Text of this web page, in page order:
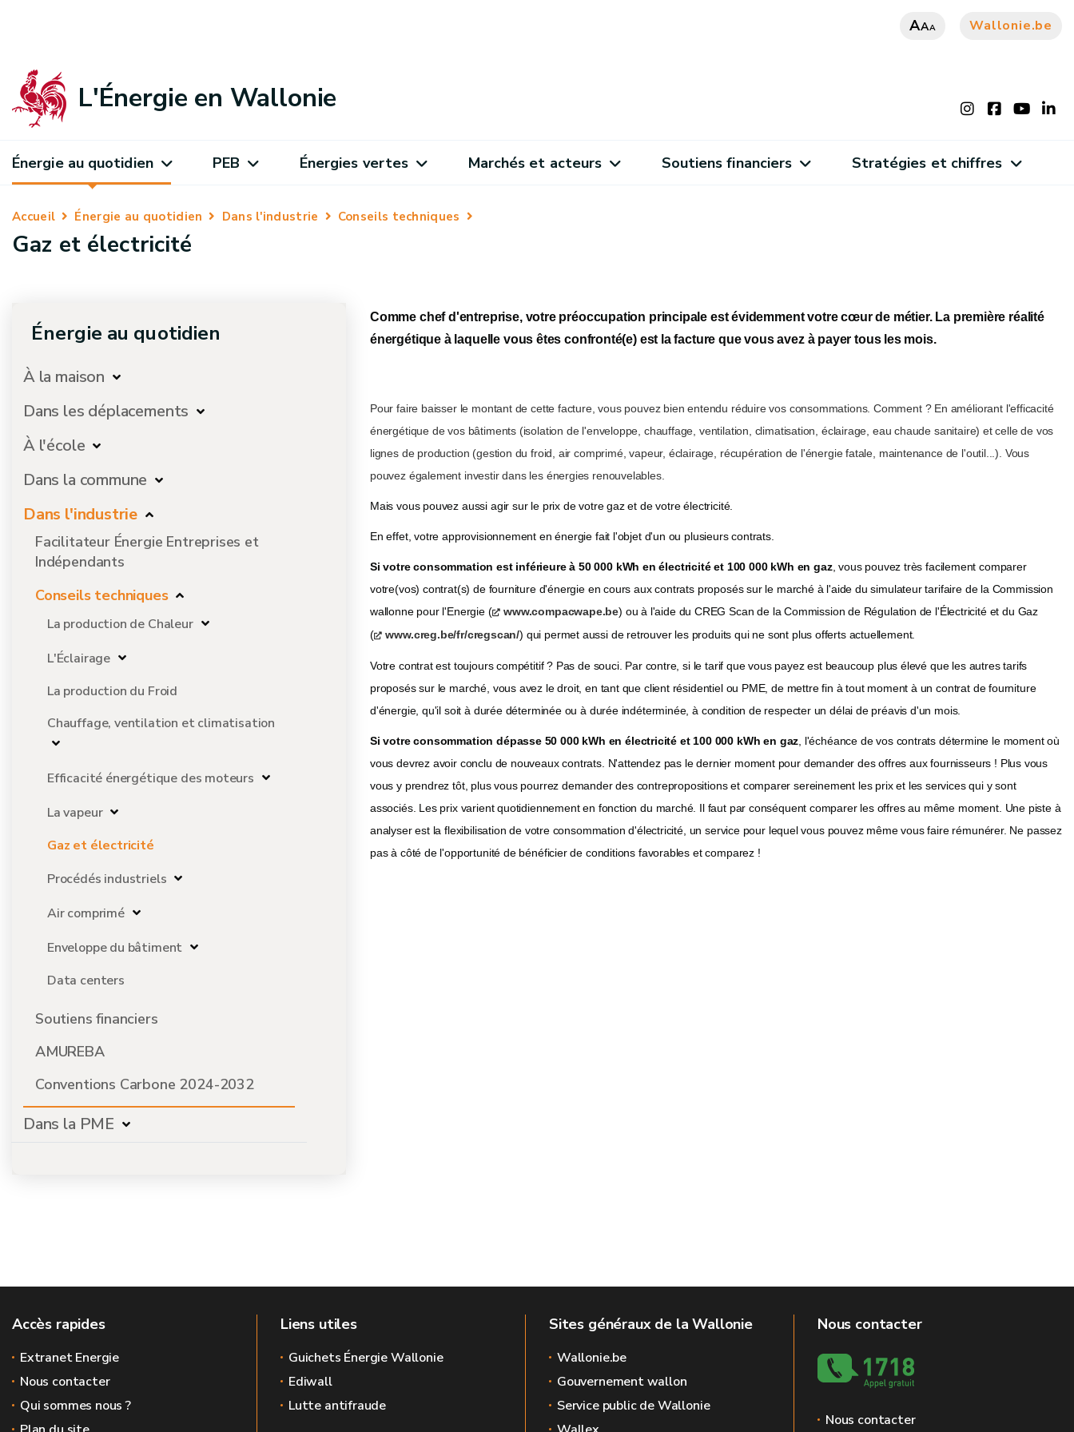
AAA Wallonie.be
L'Énergie en Wallonie
Énergie au quotidien PEB Énergies vertes Marchés et acteurs Soutiens financiers Stratégies et chiffres
Accueil Énergie au quotidien Dans l'industrie Conseils techniques
Gaz et électricité
Énergie au quotidien
À la maison
Dans les déplacements
À l'école
Dans la commune
Dans l'industrie
Facilitateur Énergie Entreprises et
Indépendants
Conseils techniques
La production de Chaleur
L'Éclairage
La production du Froid
Chauffage, ventilation et climatisation
Efficacité énergétique des moteurs
La vapeur
Gaz et électricité
Procédés industriels
Air comprimé
Enveloppe du bâtiment
Data centers
Soutiens financiers
AMUREBA
Conventions Carbone 2024-2032
Dans la PME
Comme chef d'entreprise, votre préoccupation principale est évidemment votre cœur de métier. La première réalité
énergétique à laquelle vous êtes confronté(e) est la facture que vous avez à payer tous les mois.
Pour faire baisser le montant de cette facture, vous pouvez bien entendu réduire vos consommations. Comment ? En améliorant l'efficacité
énergétique de vos bâtiments (isolation de l'enveloppe, chauffage, ventilation, climatisation, éclairage, eau chaude sanitaire) et celle de vos
lignes de production (gestion du froid, air comprimé, vapeur, éclairage, récupération de l'énergie fatale, maintenance de l'outil...). Vous
pouvez également investir dans les énergies renouvelables.
Mais vous pouvez aussi agir sur le prix de votre gaz et de votre électricité.
En effet, votre approvisionnement en énergie fait l'objet d'un ou plusieurs contrats.
Si votre consommation est inférieure à 50 000 kWh en électricité et 100 000 kWh en gaz, vous pouvez très facilement comparer
votre(vos) contrat(s) de fourniture d'énergie en cours aux contrats proposés sur le marché à l'aide du simulateur tarifaire de la Commission
wallonne pour l'Energie (
www.compacwape.be) ou à l'aide du CREG Scan de la Commission de Régulation de l'Électricité et du Gaz
(
www.creg.be/fr/cregscan/) qui permet aussi de retrouver les produits qui ne sont plus offerts actuellement.
Votre contrat est toujours compétitif ? Pas de souci. Par contre, si le tarif que vous payez est beaucoup plus élevé que les autres tarifs
proposés sur le marché, vous avez le droit, en tant que client résidentiel ou PME, de mettre fin à tout moment à un contrat de fourniture
d'énergie, qu'il soit à durée déterminée ou à durée indéterminée, à condition de respecter un délai de préavis d'un mois.
Si votre consommation dépasse 50 000 kWh en électricité et 100 000 kWh en gaz , l'échéance de vos contrats détermine le moment où
vous devrez avoir conclu de nouveaux contrats. N'attendez pas le dernier moment pour demander des offres aux fournisseurs ! Plus vous
vous y prendrez tôt, plus vous pourrez demander des contrepropositions et comparer sereinement les prix et les services qui y sont
associés. Les prix varient quotidiennement en fonction du marché. Il faut par conséquent comparer les offres au même moment. Une piste à
analyser est la flexibilisation de votre consommation d'électricité, un service pour lequel vous pouvez même vous faire rémunérer. Ne passez
pas à côté de l'opportunité de bénéficier de conditions favorables et comparez !
Accès rapides
Extranet Energie
Nous contacter
Qui sommes nous ?
Liens utiles
Guichets Énergie Wallonie
Ediwall
Lutte antifraude
Sites généraux de la Wallonie
Wallonie.be
Gouvernement wallon
Service public de Wallonie
Nous contacter
Nous contacter